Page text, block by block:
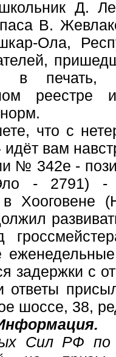
Д.
В.
Ола,
в печать,
что с
идёт вам
№ 342е -
- 2791) -
в Хооговене
задержки с
ответы
шоссе, 38,
Сил РФ